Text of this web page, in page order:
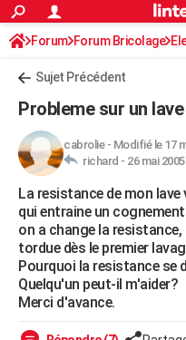
ACTUALITÉS
Politique
Société
Faits Divers
Education
Monde
Villes
+
FINANCE
Retraite
Impôts
Epargne
Immobilier
Risques naturels par ville
Banque
Assurance
Crédit
AUTO
Essais
Réserver un essai
Citadines
Berlines
SUV
Forum auto
+HIGH-TECH
Mobiles
Meilleur smartphone
Internet
Ordinateurs
Jeux vidéo
Guide high-tech
+BRICOLAGE
Forum
Aménagement intérieur
Extérieur
Cuisine
Salle de bains
Jardinage
Rangement
WEEK-END
Forum Forum Bricolage
Sujet Précédent
Probleme sur un
cabrolie- Modifié le 17
richard - 26 mai
La resistance de mon
qui entraine un
on a change la
tordue dès le premier
Pourquoi la resistance se
Quelqu'un peut-il m'aider?
Merci d'avance.